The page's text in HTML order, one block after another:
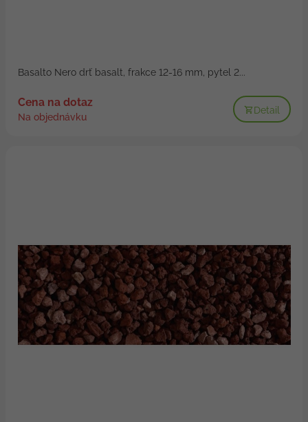
Basalto Nero drť basalt, frakce 12-16 mm, pytel 2...
Cena na dotaz
Na objednávku
Detail